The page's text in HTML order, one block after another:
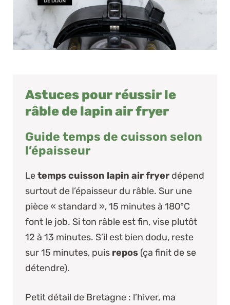
Astuces pour réussir le
râble de lapin air fryer
Guide temps de cuisson selon
l’épaisseur
Letemps cuisson lapin air fryer dépend
surtout de l’épaisseur du râble. Sur une
pièce « standard », 15 minutes à 180°C
font le job. Si ton râble est fin, vise plutôt
12 à 13 minutes. S’il est bien dodu, reste
sur 15 minutes, puis repos (ça finit de se
détendre).
Petit détail de Bretagne : l’hiver, ma